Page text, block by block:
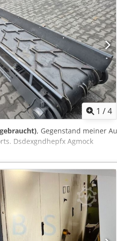
1 /4
, Gegenstand meiner
Dsdexgndhepfx Agmock